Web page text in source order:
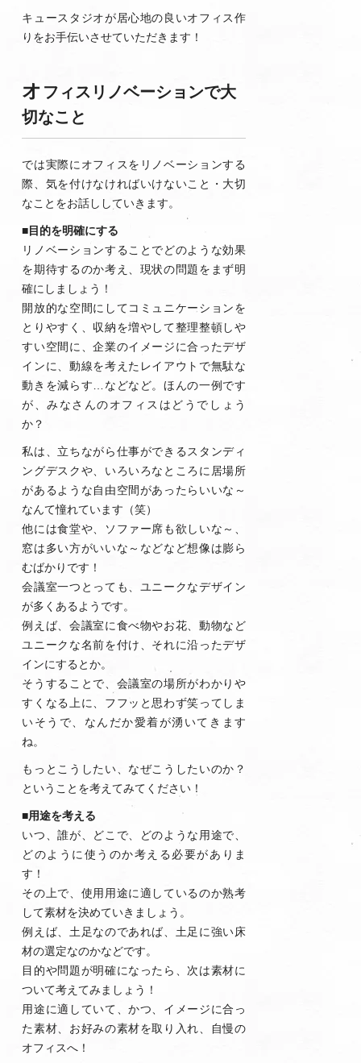
キュースタジオが居心地の良いオフィス作
りをお手伝いさせていただきます！
オ フィスリノベーションで大
切なこと
では実際にオフィスをリノベーションする
際、気を付けなければいけないこと・大切
なことをお話ししていきます。
■目的を明確にする
リノベーションすることでどのような効果
を期待するのか考え、現状の問題をまず明
確にしましょう！
開放的な空間にしてコミュニケーションを
とりやすく、収納を増やして整理整頓しや
すい空間に、企業のイメージに合ったデザ
インに、動線を考えたレイアウトで無駄な
動きを減らす…などなど。ほんの一例です
が、みなさんのオフィスはどうでしょう
か？
私は、立ちながら仕事ができるスタンディ
ングデスクや、いろいろなところに居場所
があるような自由空間があったらいいな～
なんて憧れています（笑）
他には食堂や、ソファー席も欲しいな～、
窓は多い方がいいな～などなど想像は膨ら
むばかりです！
会議室一つとっても、ユニークなデザイン
が多くあるようです。
例えば、会議室に食べ物やお花、動物など
ユニークな名前を付け、それに沿ったデザ
インにするとか。
そうすることで、会議室の場所がわかりや
すくなる上に、フフッと思わず笑ってしま
いそうで、なんだか愛着が湧いてきます
ね。
もっとこうしたい、なぜこうしたいのか？
ということを考えてみてください！
■用途を考える
いつ、誰が、どこで、どのような用途で、
どのように使うのか考える必要がありま
す！
その上で、使用用途に適しているのか熟考
して素材を決めていきましょう。
例えば、土足なのであれば、土足に強い床
材の選定なのかなどです。
目的や問題が明確になったら、次は素材に
ついて考えてみましょう！
用途に適していて、かつ、イメージに合っ
た素材、お好みの素材を取り入れ、自慢の
オフィスへ！